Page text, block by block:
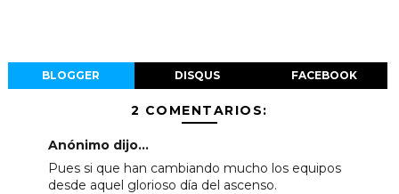
BLOGGER DISQUS FACEBOOK
2 COMENTARIOS:
Anónimo dijo...
Pues si que han cambiando mucho los equipos
desde aquel glorioso día del ascenso.